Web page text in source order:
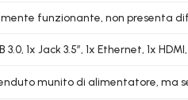
funzionante, non presenta
3.0, 1x Jack 3.5″, 1x Ethernet, 1x
munito di alimentatore, ma